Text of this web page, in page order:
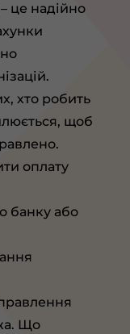
– це надійно
хто робить
щоб
оплату
банку або
Що